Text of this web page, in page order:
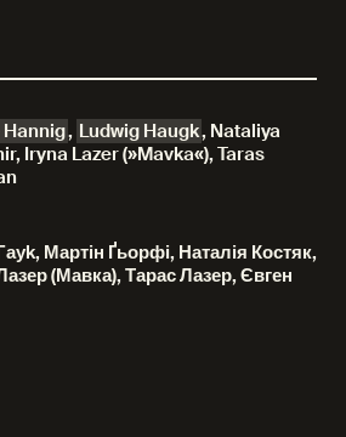
Hannig, Ludwig Haugk, Nataliya
Iryna Lazer (»Mavka«), Taras
Мартін Ґьорфі, Наталія Костяк,
(Мавка), Тарас Лазер, Євген